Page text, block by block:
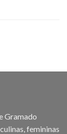
Gramado
femininas